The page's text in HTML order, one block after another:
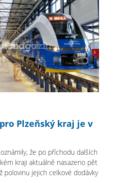
Plzeňský kraj je v
že po příchodu dalších
kraji aktuálně nasazeno pět
polovinu jejich celkové dodávky